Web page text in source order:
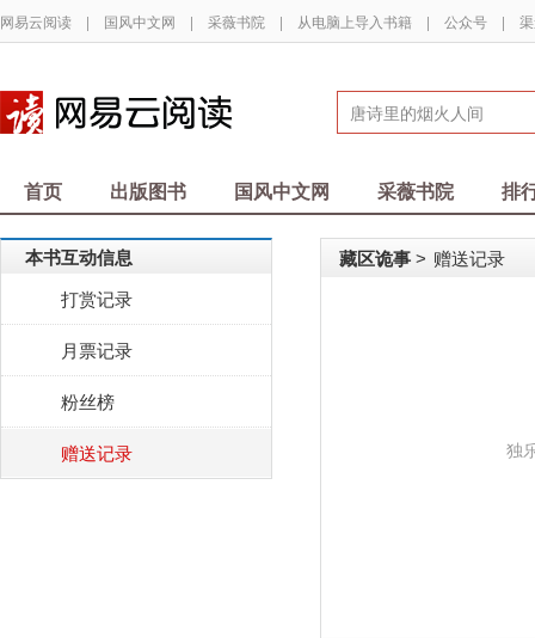
网易云阅读 | 国风中文网 | 采薇书院 | 从电脑上导入书籍 | 公众号 |
首页 出版图书 国风中文网 采薇书院 排
本书互动信息
打赏记录
月票记录
粉丝榜
赠送记录
藏区诡事 > 赠送记录
独